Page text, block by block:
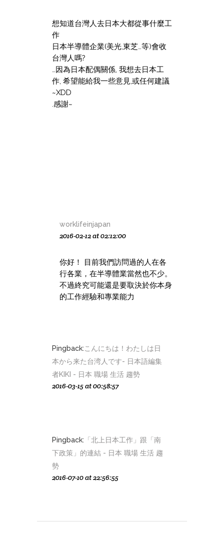
想知道台灣人去日本大都從事什麼工
作
日本半導體企業(美光,東芝…等)會收
台灣人嗎?
…因為日本配偶關係, 我想去日本工
作, 希望能給我一些意見,或任何建議
~XDD
.感謝~
worklifeinjapan
2016-02-12 at 02:12:00
你好！ 目前我們訪問過的人在各
行各業，在半導體業當然也不少。
不過終究可能還是要取決於你本身
的工作經驗和專業能力
Pingback: こんにちは！わたしは日
本から来た台湾人です- 日本語編集
者KIKI - 日本 職場 生活 趨勢
2016-03-15 at 00:58:57
Pingback: 「北上日本工作」跟「南
下政策」的連結 - 日本 職場 生活 趨
勢
2016-07-10 at 22:56:55